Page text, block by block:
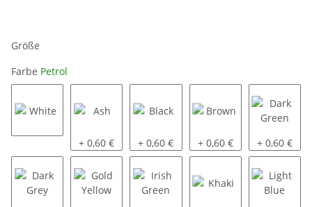
Größe
Farbe Petrol
Ash
+ 0,60 € Black
+ 0,60 € Brown
+ 0,60 € Dark Green
+ 0,60 €